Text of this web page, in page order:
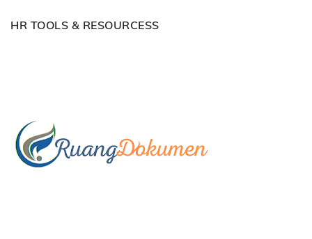
HR TOOLS & RESOURCESS